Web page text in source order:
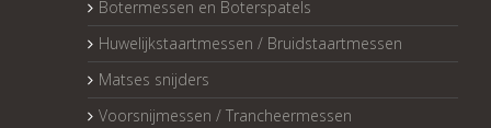
Botermessen en Boterspatels
Huwelijkstaartmessen / Bruidstaartmessen
Matses snijders
Voorsnijmessen / Trancheermessen